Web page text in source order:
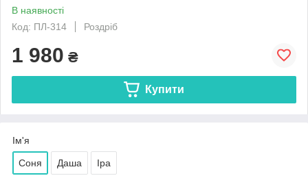
В наявності
Код: ПЛ-314
Роздріб
1 980 ₴
Купити
Ім'я
Соня Даша Іра